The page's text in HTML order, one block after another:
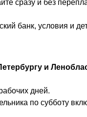
сразу и без
банк, условия и
и
дней.
по субботу